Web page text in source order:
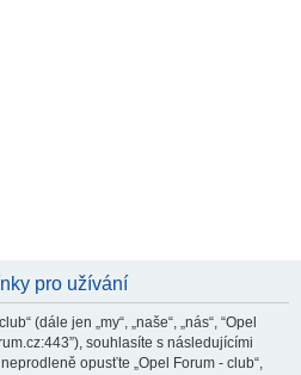
pro užívání
(dále jen „my“, „naše“, „nás“, “Opel
souhlasíte s následujícími
opusťte „Opel Forum - club“,